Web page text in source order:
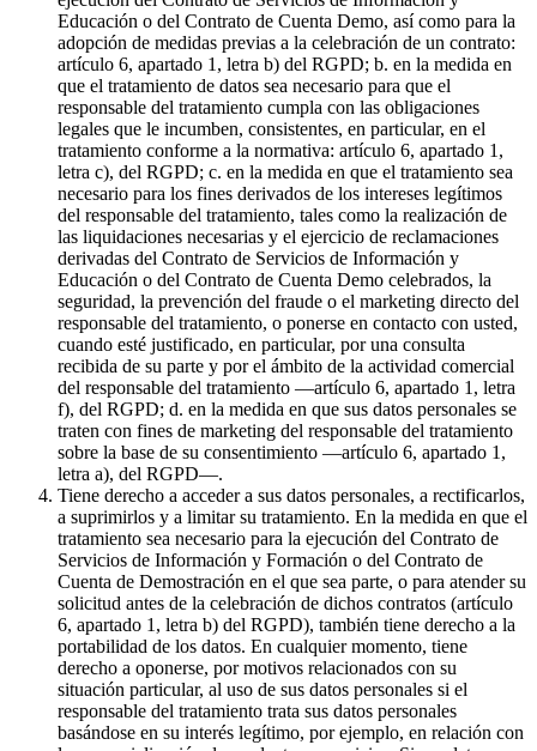
Educación o del Contrato de Cuenta Demo, así como para la
adopción de medidas previas a la celebración de un contrato:
artículo 6, apartado 1, letra b) del RGPD; b. en la medida en
que el tratamiento de datos sea necesario para que el
responsable del tratamiento cumpla con las obligaciones
legales que le incumben, consistentes, en particular, en el
tratamiento conforme a la normativa: artículo 6, apartado 1,
letra c), del RGPD; c. en la medida en que el tratamiento sea
necesario para los fines derivados de los intereses legítimos
del responsable del tratamiento, tales como la realización de
las liquidaciones necesarias y el ejercicio de reclamaciones
derivadas del Contrato de Servicios de Información y
Educación o del Contrato de Cuenta Demo celebrados, la
seguridad, la prevención del fraude o el marketing directo del
responsable del tratamiento, o ponerse en contacto con usted,
cuando esté justificado, en particular, por una consulta
recibida de su parte y por el ámbito de la actividad comercial
del responsable del tratamiento —artículo 6, apartado 1, letra
f), del RGPD; d. en la medida en que sus datos personales se
traten con fines de marketing del responsable del tratamiento
sobre la base de su consentimiento —artículo 6, apartado 1,
letra a), del RGPD—.
Tiene derecho a acceder a sus datos personales, a rectificarlos,
a suprimirlos y a limitar su tratamiento. En la medida en que el
tratamiento sea necesario para la ejecución del Contrato de
Servicios de Información y Formación o del Contrato de
Cuenta de Demostración en el que sea parte, o para atender su
solicitud antes de la celebración de dichos contratos (artículo
6, apartado 1, letra b) del RGPD), también tiene derecho a la
portabilidad de los datos. En cualquier momento, tiene
derecho a oponerse, por motivos relacionados con su
situación particular, al uso de sus datos personales si el
responsable del tratamiento trata sus datos personales
basándose en su interés legítimo, por ejemplo, en relación con